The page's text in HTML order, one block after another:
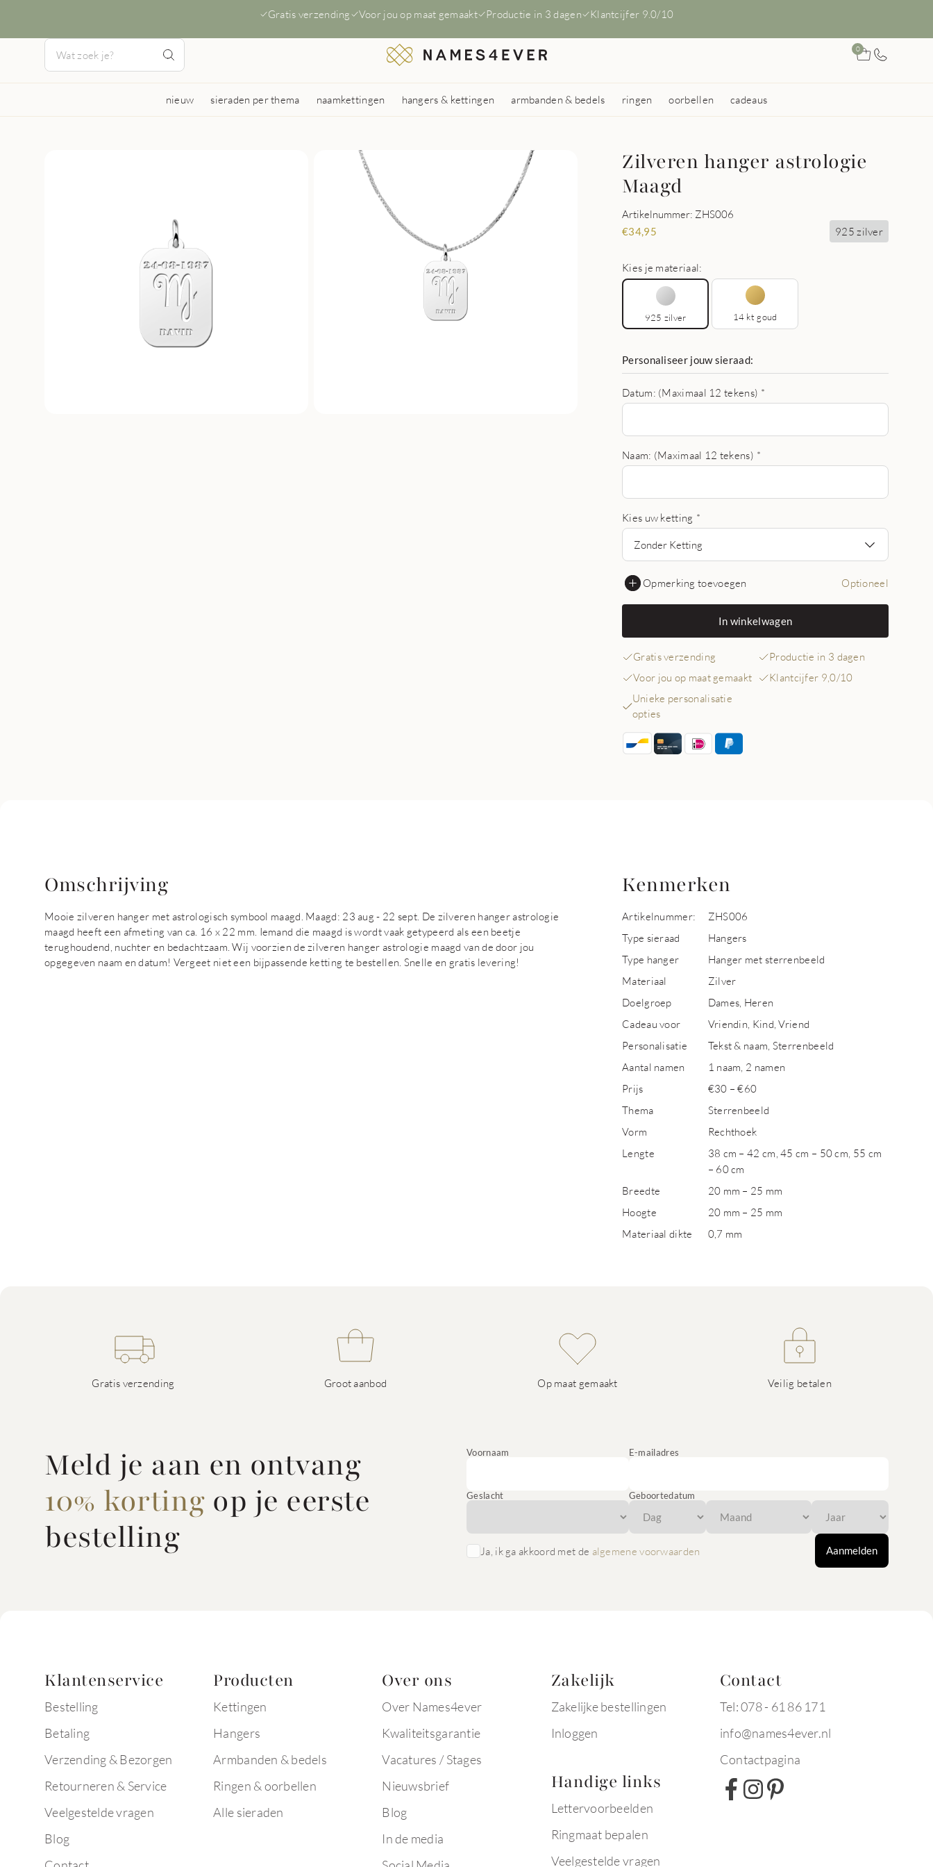
Gratis verzending Voor jou op maat gemaakt Productie in 3 dagen Klantcijfer 9.0/10
0
nieuw sieraden per thema naamkettingen hangers & kettingen armbanden & bedels ringen oorbellen cadeaus
Zilveren hanger astrologie
Maagd
Artikelnummer: ZHS006
€34,95 925 zilver
Kies je materiaal:
925 zilver 14 kt goud
Personaliseer jouw sieraad:
Datum: (Maximaal 12 tekens) *
Naam: (Maximaal 12 tekens) *
Kies uw ketting *
Zonder Ketting
Opmerking toevoegen Optioneel
In winkelwagen
Gratis verzending
Productie in 3 dagen
Voor jou op maat gemaakt
Klantcijfer 9,0/10
Unieke personalisatie
opties
Omschrijving
Mooie zilveren hanger met astrologisch symbool maagd. Maagd: 23 aug - 22 sept. De zilveren hanger astrologie
maagd heeft een afmeting van ca. 16 x 22 mm. Iemand die maagd is wordt vaak getypeerd als een beetje
terughoudend, nuchter en bedachtzaam. Wij voorzien de zilveren hanger astrologie maagd van de door jou
opgegeven naam en datum! Vergeet niet een bijpassende ketting te bestellen. Snelle en gratis levering!
Kenmerken
Artikelnummer:
ZHS006
Type sieraad
Hangers
Type hanger
Hanger met sterrenbeeld
Materiaal
Zilver
Doelgroep
Dames, Heren
Cadeau voor
Vriendin, Kind, Vriend
Personalisatie
Tekst & naam, Sterrenbeeld
Aantal namen
1 naam, 2 namen
Prijs
€30 – €60
Thema
Sterrenbeeld
Vorm
Rechthoek
Lengte
38 cm – 42 cm, 45 cm – 50 cm, 55 cm
– 60 cm
Breedte
20 mm – 25 mm
Hoogte
20 mm – 25 mm
Materiaal dikte
0,7 mm
Gratis verzending Groot aanbod Op maat gemaakt Veilig betalen
Meld je aan en ontvang
10% korting op je eerste
bestelling
Voornaam E-mailadres
Geslacht Geboortedatum
Ja, ik ga akkoord met de algemene voorwaarden Aanmelden
Klantenservice
Bestelling
Betaling
Verzending & Bezorgen
Retourneren & Service
Veelgestelde vragen
Blog
Producten
Kettingen
Hangers
Armbanden & bedels
Ringen & oorbellen
Alle sieraden
Over ons
Over Names4ever
Kwaliteitsgarantie
Vacatures / Stages
Nieuwsbrief
Blog
In de media
Zakelijk
Zakelijke bestellingen
Inloggen
Handige links
Lettervoorbeelden
Ringmaat bepalen
Veelgestelde vragen
Contact
Tel: 078 - 61 86 171
info@names4ever.nl
Contactpagina